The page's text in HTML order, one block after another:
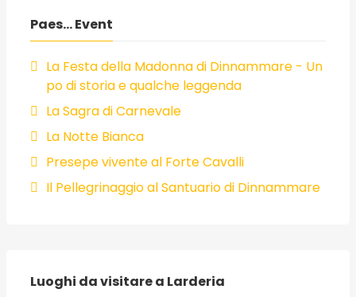
Paes... Event
La Festa della Madonna di Dinnammare - Un
po di storia e qualche leggenda
La Sagra di Carnevale
La Notte Bianca
Presepe vivente al Forte Cavalli
Il Pellegrinaggio al Santuario di Dinnammare
Luoghi da visitare a Larderia